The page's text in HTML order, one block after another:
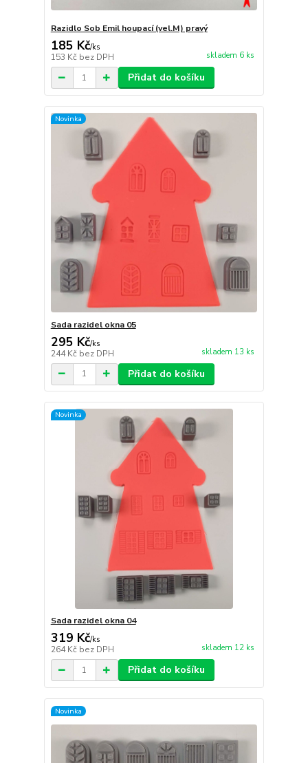
Razidlo Sob Emil houpací (vel.M) pravý
185 Kč/ks
153 Kč bez DPH skladem 6 ks
Přidat do košíku
Novinka
Sada razidel okna 05
295 Kč/ks
244 Kč bez DPH skladem 13 ks
Přidat do košíku
Novinka
Sada razidel okna 04
319 Kč/ks
264 Kč bez DPH skladem 12 ks
Přidat do košíku
Novinka